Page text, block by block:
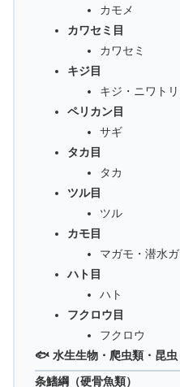
カモメ
カワセミ目
カワセミ
キジ目
キジ・ニワトリ
ペリカン目
サギ
タカ目
タカ
ツル目
ツル
カモ目
マガモ・潜水
ハト目
ハト
フクロウ目
フクロウ
🐟 水生生物・爬虫類・昆虫
条鰭綱（硬骨魚類）